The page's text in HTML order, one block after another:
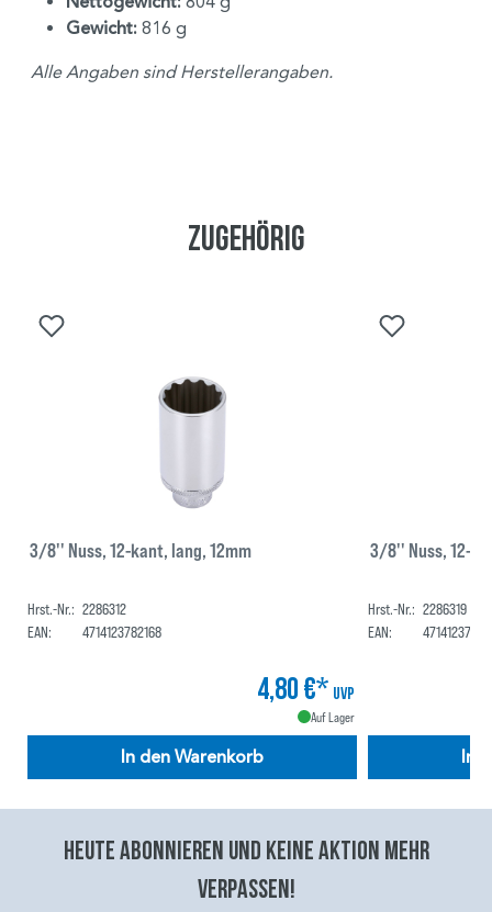
Gewicht: 816 g
Alle Angaben sind Herstellerangaben.
Zugehörig
3/8'' Nuss, 12-kant, lang, 12mm
Hrst.-Nr.: 2286312
EAN:
4714123782168
4,80 €* UVP
Auf Lager
In den Warenkorb
3/8'' Nuss, 12-
Hrst.-Nr.: 2286319
EAN:
In
Heute abonnieren und keine aktion mehr
verpassen!